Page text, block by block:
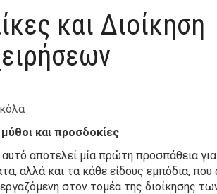
και Διοίκηση
και προσδοκίες
αυτό αποτελεί μία πρώτη προσπάθεια
αλλά και τα κάθε είδους εμπόδια, που
στον τομέα της διοίκησης